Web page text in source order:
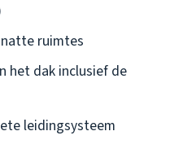
ruimtes
het dak inclusief de
leidingsysteem